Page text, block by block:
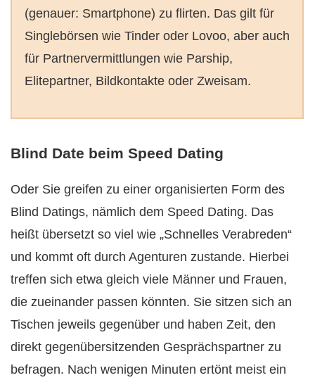
(genauer: Smartphone) zu flirten. Das gilt für
Singlebörsen wie Tinder oder Lovoo, aber auch
für Partnervermittlungen wie Parship,
Elitepartner, Bildkontakte oder Zweisam.
Blind Date beim Speed Dating
Oder Sie greifen zu einer organisierten Form des
Blind Datings, nämlich dem Speed Dating. Das
heißt übersetzt so viel wie „Schnelles Verabreden“
und kommt oft durch Agenturen zustande. Hierbei
treffen sich etwa gleich viele Männer und Frauen,
die zueinander passen könnten. Sie sitzen sich an
Tischen jeweils gegenüber und haben Zeit, den
direkt gegenübersitzenden Gesprächspartner zu
befragen. Nach wenigen Minuten ertönt meist ein